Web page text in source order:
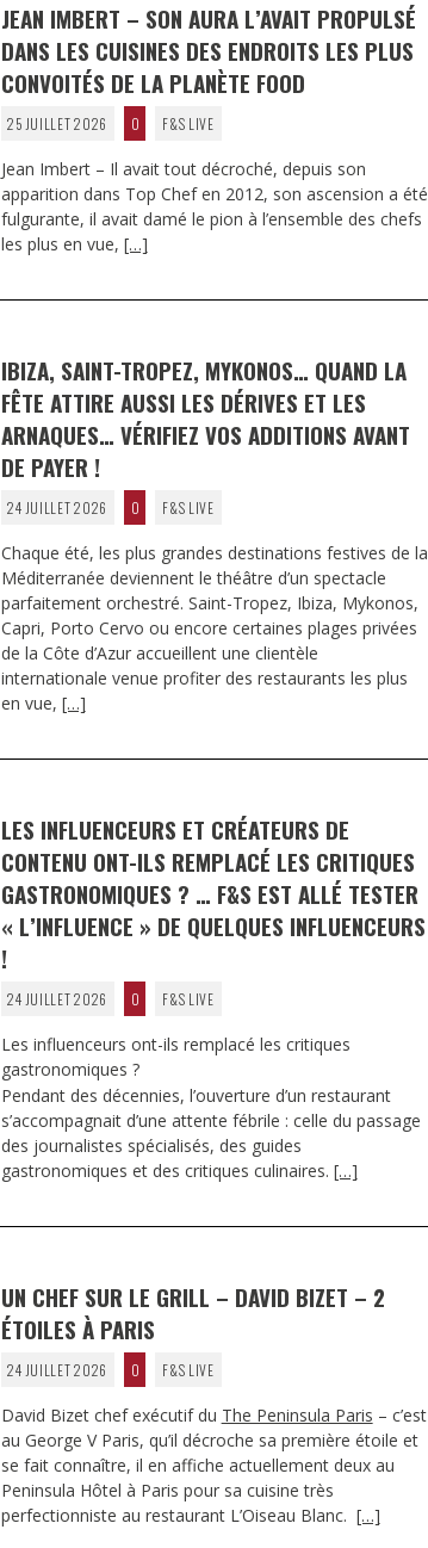
JEAN IMBERT – SON AURA L’AVAIT PROPULSÉ
DANS LES CUISINES DES ENDROITS LES PLUS
CONVOITÉS DE LA PLANÈTE FOOD
25 JUILLET 2026 0 F&S LIVE
Jean Imbert – Il avait tout décroché, depuis son
apparition dans Top Chef en 2012, son ascension a été
fulgurante, il avait damé le pion à l’ensemble des chefs
les plus en vue, […]
IBIZA, SAINT-TROPEZ, MYKONOS… QUAND LA
FÊTE ATTIRE AUSSI LES DÉRIVES ET LES
ARNAQUES… VÉRIFIEZ VOS ADDITIONS AVANT
DE PAYER !
24 JUILLET 2026 0 F&S LIVE
Chaque été, les plus grandes destinations festives de la
Méditerranée deviennent le théâtre d’un spectacle
parfaitement orchestré. Saint-Tropez, Ibiza, Mykonos,
Capri, Porto Cervo ou encore certaines plages privées
de la Côte d’Azur accueillent une clientèle
internationale venue profiter des restaurants les plus
en vue, […]
LES INFLUENCEURS ET CRÉATEURS DE
CONTENU ONT-ILS REMPLACÉ LES CRITIQUES
GASTRONOMIQUES ? … F&S EST ALLÉ TESTER
« L’INFLUENCE » DE QUELQUES INFLUENCEURS
!
24 JUILLET 2026 0 F&S LIVE
Les influenceurs ont-ils remplacé les critiques
gastronomiques ?
Pendant des décennies, l’ouverture d’un restaurant
s’accompagnait d’une attente fébrile : celle du passage
des journalistes spécialisés, des guides
gastronomiques et des critiques culinaires. […]
UN CHEF SUR LE GRILL – DAVID BIZET – 2
ÉTOILES À PARIS
24 JUILLET 2026 0 F&S LIVE
David Bizet chef exécutif du The Peninsula Paris – c’est
au George V Paris, qu’il décroche sa première étoile et
se fait connaître, il en affiche actuellement deux au
Peninsula Hôtel à Paris pour sa cuisine très
perfectionniste au restaurant L’Oiseau Blanc. […]